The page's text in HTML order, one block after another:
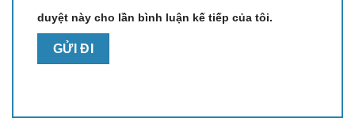
duyệt này cho lần bình luận kế tiếp của tôi.